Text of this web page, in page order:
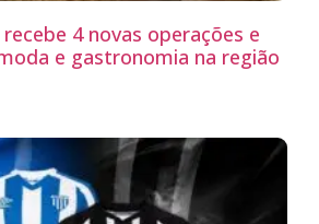
4 novas operações e
e gastronomia na região